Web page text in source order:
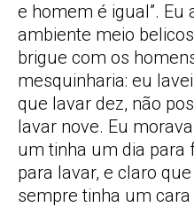
e homem é igual”.
ambiente meio
brigue com os
mesquinharia: eu
que lavar dez, não
lavar nove. Eu
um tinha um dia para
para lavar, e claro
sempre tinha um